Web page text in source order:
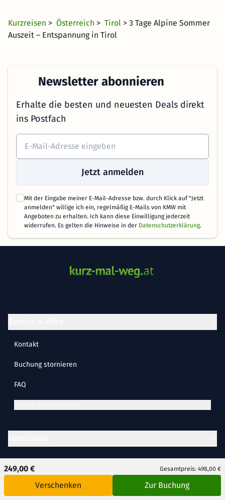
249,00 € Gesamtpreis: 498,00 €
Verschenken Zur Buchung
Kurzreisen > Österreich > Tirol > 3 Tage Alpine Sommer
Auszeit – Entspannung in Tirol
Newsletter abonnieren
Erhalte die besten und neuesten Deals direkt
ins Postfach
Jetzt anmelden
Mit der Eingabe meiner E-Mail-Adresse bzw. durch Klick auf "Jetzt
anmelden" willige ich ein, regelmäßig E-Mails von KMW mit
Angeboten zu erhalten. Ich kann diese Einwilligung jederzeit
widerrufen. Es gelten die Hinweise in der Datenschutzerklärung.
Kontakt
Buchung stornieren
FAQ
Inspiration